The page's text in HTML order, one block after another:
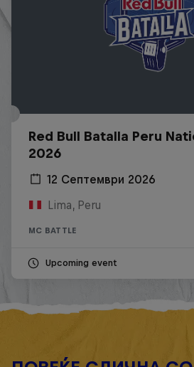
Red Bull Batalla Peru
2026
12 Септември 2026
Lima, Peru
MC BATTLE
Upcoming event